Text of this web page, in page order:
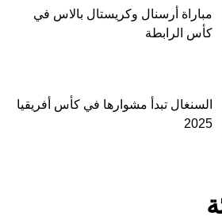
مباراة أرسنال وكريستال بالاس في
كأس الرابطة
السنغال تبدأ مشوارها في كأس أفريقيا
2025